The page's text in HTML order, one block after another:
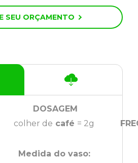
SEU ORÇAMENTO
DOSAGEM
colher de café = 2g
Medida do vaso: